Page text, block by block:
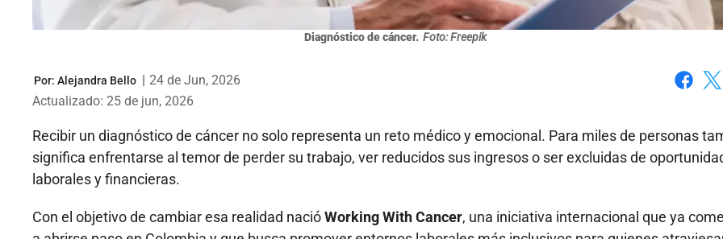
Diagnóstico de cáncer. Foto: Freepik
Por: Alejandra Bello | 24 de Jun, 2026
Actualizado: 25 de jun, 2026
Recibir un diagnóstico de cáncer no solo representa un reto médico y emocional. Para miles de personas
significa enfrentarse al temor de perder su trabajo, ver reducidos sus ingresos o ser excluidas de
laborales y financieras.
Con el objetivo de cambiar esa realidad nacióWorking With Cancer, una iniciativa internacional que ya